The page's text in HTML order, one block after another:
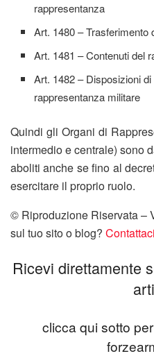
rappresentanza
Art. 1480 – Trasferimento
Art. 1481 – Contenuti del
Art. 1482 – Disposizioni
rappresentanza militare
Quindi gli Organi di
intermedio e centrale) sono
aboliti anche se fino al
esercitare il proprio ruolo.
© Riproduzione Riservata –
sul tuo sito o blog?
Ricevi direttamente
clicca qui sotto